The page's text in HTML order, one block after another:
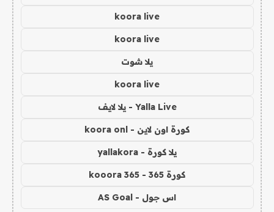
koora live
koora live
يلا شوت
koora live
Yalla Live - يلا لايف
كورة اون لاين - koora onl
يلا كورة - yallakora
كورة 365 - kooora 365
اس جول - AS Goal